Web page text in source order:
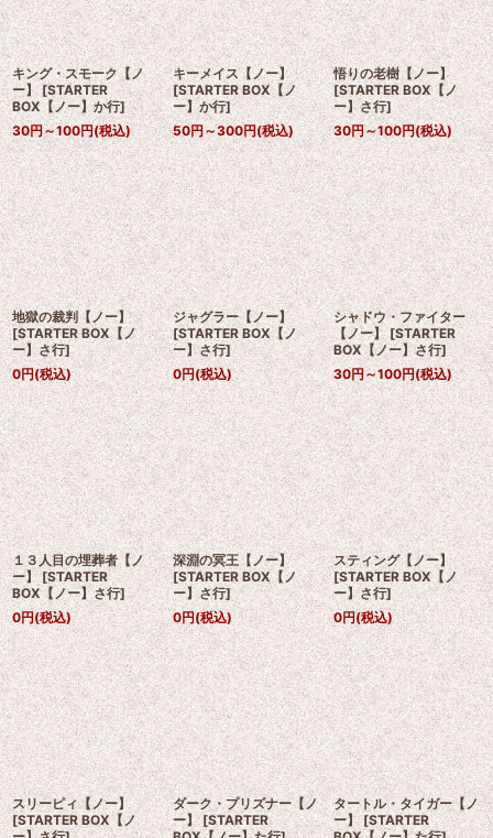
キング・スモーク【ノ
ー】 [STARTER
BOX【ノー】か行]
30円～100円(税込)
キーメイス【ノー】
[STARTER BOX【ノ
ー】か行]
50円～300円(税込)
悟りの老樹【ノー】
[STARTER BOX【ノ
ー】さ行]
30円～100円(税込)
地獄の裁判【ノー】
[STARTER BOX【ノ
ー】さ行]
0円(税込)
ジャグラー【ノー】
[STARTER BOX【ノ
ー】さ行]
0円(税込)
シャドウ・ファイター
【ノー】 [STARTER
BOX【ノー】さ行]
30円～100円(税込)
１３人目の埋葬者【ノ
ー】 [STARTER
BOX【ノー】さ行]
0円(税込)
深淵の冥王【ノー】
[STARTER BOX【ノ
ー】さ行]
0円(税込)
スティング【ノー】
[STARTER BOX【ノ
ー】さ行]
0円(税込)
スリーピィ【ノー】
[STARTER BOX【ノ
ダーク・プリズナー【ノ
ー】 [STARTER
タートル・タイガー【ノ
ー】 [STARTER